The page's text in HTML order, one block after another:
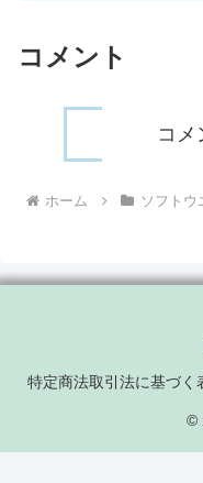
コメント
コメ
ホーム ソフトウ
特定商法取引法に基づく
©